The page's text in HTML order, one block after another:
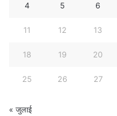
4 5 6
11 12 13
18 19 20
25 26 27
« जुलाई